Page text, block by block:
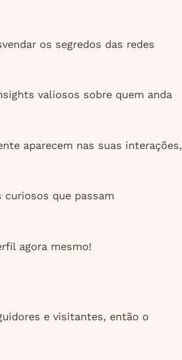
os segredos das redes
valiosos sobre quem anda
aparecem nas suas interações,
que passam
agora mesmo!
e visitantes, então o